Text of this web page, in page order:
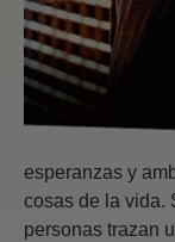
esperanzas y
cosas de la vida.
personas trazan